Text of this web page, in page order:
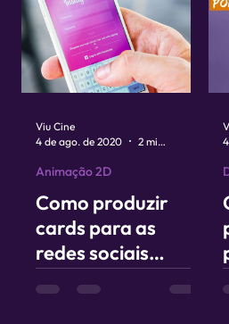
Como produzir
cards para as
redes sociais
Animação 2D
Viu Cine
4 de ago. de 2020
2 min de leitura